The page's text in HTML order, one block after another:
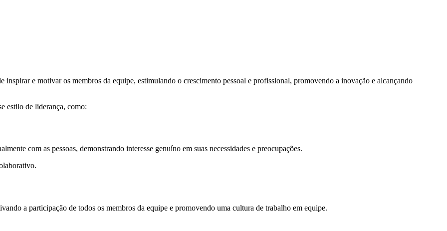
inspirar e motivar os membros da equipe, estimulando o crescimento pessoal e profissional, promovendo a inovação e alcançando
estilo de liderança, como:
com as pessoas, demonstrando interesse genuíno em suas necessidades e preocupações.
a participação de todos os membros da equipe e promovendo uma cultura de trabalho em equipe.